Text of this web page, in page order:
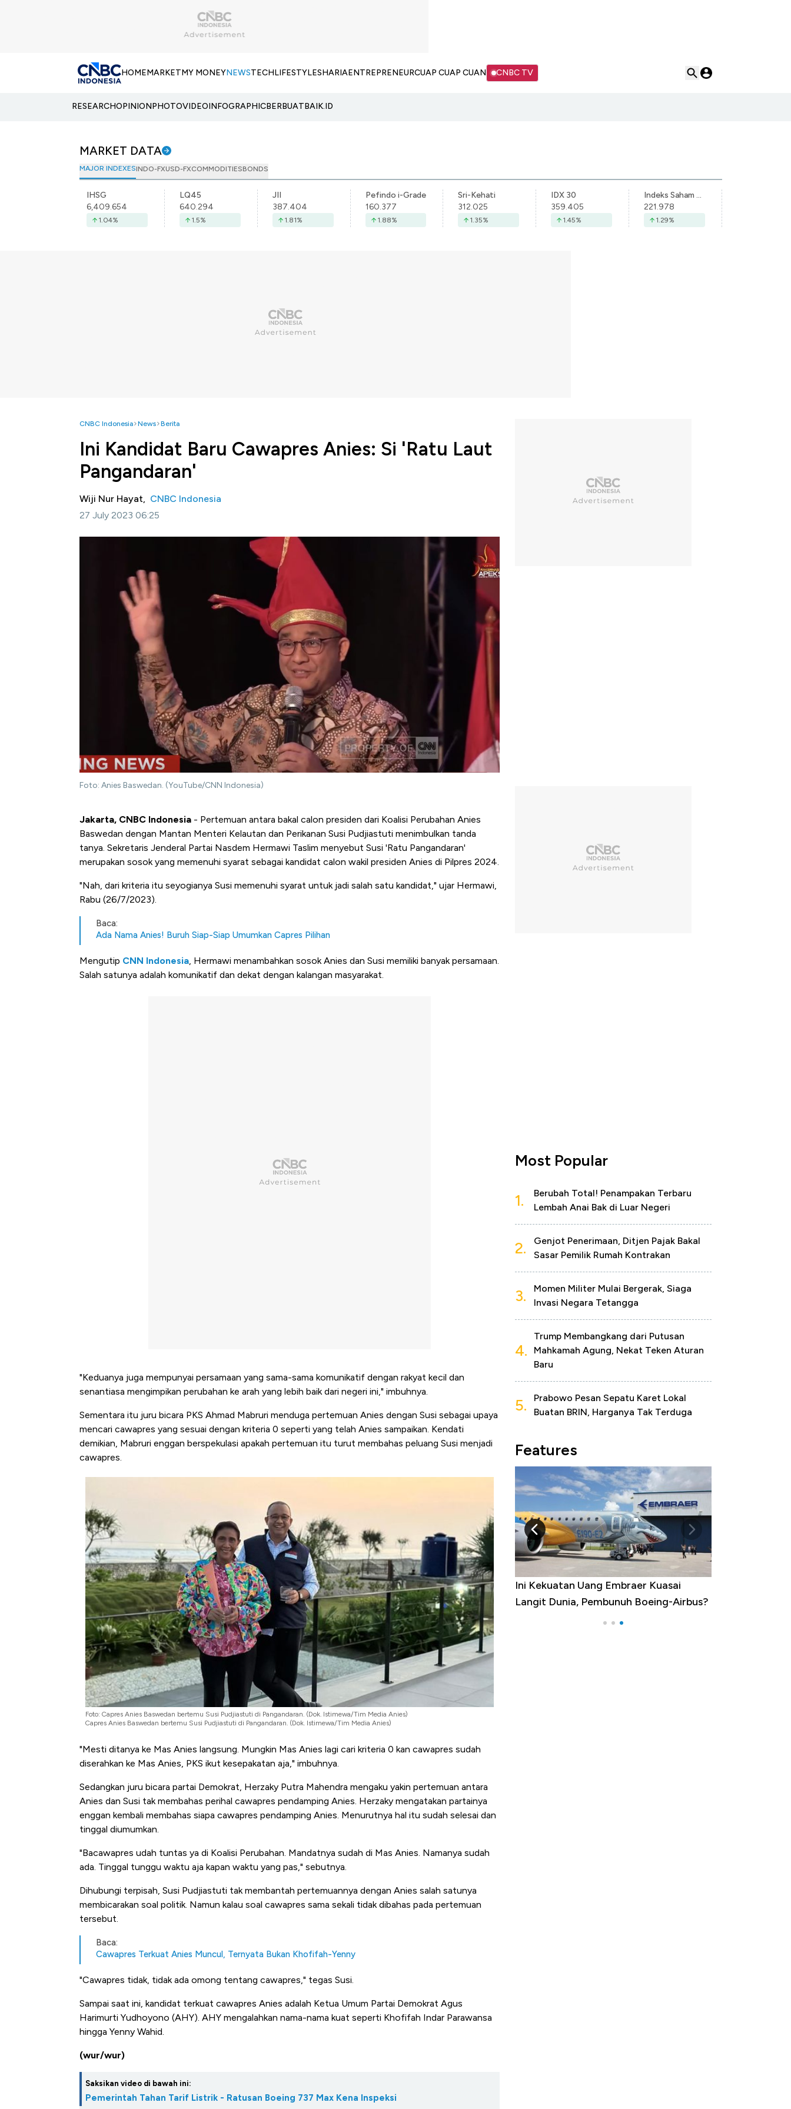
HOMEMARKETMY MONEYNEWSTECHLIFESTYLESHARIAENTREPRENEURCUAP CUAP CUAN CNBC TV
RESEARCHOPINIONPHOTOVIDEOINFOGRAPHICBERBUATBAIK.ID
MARKET DATA
MAJOR INDEXESINDO-FXUSD-FXCOMMODITIESBONDS
IHSG
6,409.654
1.04%
LQ45
640.294
1.5%
JII
387.404
1.81%
Pefindo i-Grade
160.377
1.88%
Sri-Kehati
312.025
1.35%
IDX 30
359.405
1.45%
Indeks Saham Syariah Indonesia
221.978
1.29%
CNBC Indonesia News Berita
Ini Kandidat Baru Cawapres Anies: Si 'Ratu Laut
Pangandaran'
Wiji Nur Hayat, CNBC Indonesia
27 July 2023 06:25
Foto: Anies Baswedan. (YouTube/CNN Indonesia)
Jakarta, CNBC Indonesia - Pertemuan antara bakal calon presiden dari Koalisi Perubahan Anies
Baswedan dengan Mantan Menteri Kelautan dan Perikanan Susi Pudjiastuti menimbulkan tanda
tanya. Sekretaris Jenderal Partai Nasdem Hermawi Taslim menyebut Susi 'Ratu Pangandaran'
merupakan sosok yang memenuhi syarat sebagai kandidat calon wakil presiden Anies di Pilpres 2024.
"Nah, dari kriteria itu seyogianya Susi memenuhi syarat untuk jadi salah satu kandidat," ujar Hermawi,
Rabu (26/7/2023).
Baca:
Ada Nama Anies! Buruh Siap-Siap Umumkan Capres Pilihan
Mengutip CNN Indonesia, Hermawi menambahkan sosok Anies dan Susi memiliki banyak persamaan.
Salah satunya adalah komunikatif dan dekat dengan kalangan masyarakat.
"Keduanya juga mempunyai persamaan yang sama-sama komunikatif dengan rakyat kecil dan
senantiasa mengimpikan perubahan ke arah yang lebih baik dari negeri ini," imbuhnya.
Sementara itu juru bicara PKS Ahmad Mabruri menduga pertemuan Anies dengan Susi sebagai upaya
mencari cawapres yang sesuai dengan kriteria 0 seperti yang telah Anies sampaikan. Kendati
demikian, Mabruri enggan berspekulasi apakah pertemuan itu turut membahas peluang Susi menjadi
cawapres.
Foto: Capres Anies Baswedan bertemu Susi Pudjiastuti di Pangandaran. (Dok. Istimewa/Tim Media Anies)
Capres Anies Baswedan bertemu Susi Pudjiastuti di Pangandaran. (Dok. Istimewa/Tim Media Anies)
"Mesti ditanya ke Mas Anies langsung. Mungkin Mas Anies lagi cari kriteria 0 kan cawapres sudah
diserahkan ke Mas Anies, PKS ikut kesepakatan aja," imbuhnya.
Sedangkan juru bicara partai Demokrat, Herzaky Putra Mahendra mengaku yakin pertemuan antara
Anies dan Susi tak membahas perihal cawapres pendamping Anies. Herzaky mengatakan partainya
enggan kembali membahas siapa cawapres pendamping Anies. Menurutnya hal itu sudah selesai dan
tinggal diumumkan.
"Bacawapres udah tuntas ya di Koalisi Perubahan. Mandatnya sudah di Mas Anies. Namanya sudah
ada. Tinggal tunggu waktu aja kapan waktu yang pas," sebutnya.
Dihubungi terpisah, Susi Pudjiastuti tak membantah pertemuannya dengan Anies salah satunya
membicarakan soal politik. Namun kalau soal cawapres sama sekali tidak dibahas pada pertemuan
tersebut.
Baca:
Cawapres Terkuat Anies Muncul, Ternyata Bukan Khofifah-Yenny
"Cawapres tidak, tidak ada omong tentang cawapres," tegas Susi.
Sampai saat ini, kandidat terkuat cawapres Anies adalah Ketua Umum Partai Demokrat Agus
Harimurti Yudhoyono (AHY). AHY mengalahkan nama-nama kuat seperti Khofifah Indar Parawansa
hingga Yenny Wahid.
(wur/wur)
Saksikan video di bawah ini:
Pemerintah Tahan Tarif Listrik - Ratusan Boeing 737 Max Kena Inspeksi
Most Popular
1.
Berubah Total! Penampakan Terbaru
Lembah Anai Bak di Luar Negeri
2.
Genjot Penerimaan, Ditjen Pajak Bakal
Sasar Pemilik Rumah Kontrakan
3.
Momen Militer Mulai Bergerak, Siaga
Invasi Negara Tetangga
4.
Trump Membangkang dari Putusan
Mahkamah Agung, Nekat Teken Aturan
Baru
5.
Prabowo Pesan Sepatu Karet Lokal
Buatan BRIN, Harganya Tak Terduga
Features
Kongo Tutup Keran Ekspor, Harga
Tembaga Terbang ke Zona Berbahaya
Bukan AS, Ini 15 Pemerintah dengan
Belanja Terbesar di Dunia
Ini Kekuatan Uang Embraer Kuasai
Langit Dunia, Pembunuh Boeing-Airbus?